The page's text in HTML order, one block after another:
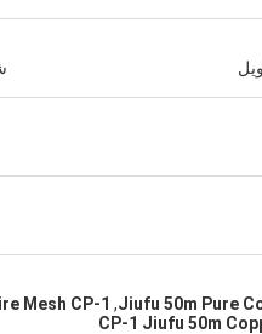
Jiufu 50m Pure
,
Mesh CP-1
CP-1 Jiufu 50m